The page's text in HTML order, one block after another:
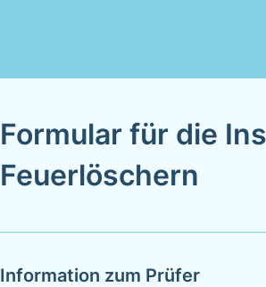
Formular für die
Feuerlöschern
Information zum Prüfer